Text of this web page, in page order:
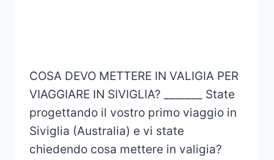
COSA DEVO METTERE IN VALIGIA PER
VIAGGIARE IN SIVIGLIA? _______ State
progettando il vostro primo viaggio in
Siviglia (Australia) e vi state
chiedendo cosa mettere in valigia?